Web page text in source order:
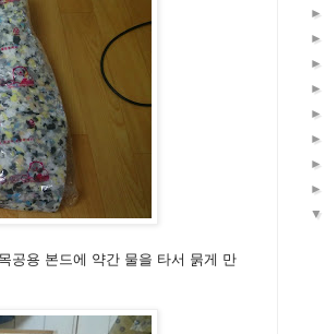
공용 본드에 약간 물을 타서 묽게 만
►
►
►
►
►
►
►
►
▼